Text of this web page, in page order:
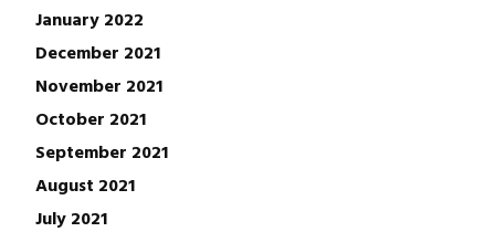
January 2022
December 2021
November 2021
October 2021
September 2021
August 2021
July 2021